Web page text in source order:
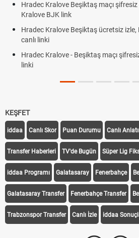
Hradec Kralove Beşiktaş maçı
Kralove BJK link
Hradec Kralove Beşiktaş ücretsiz izle,
canlı linki
Hradec Kralove - Beşiktaş maçı
linki
KEŞFET
iddaa Canlı Skor Puan Durumu Canlı
Transfer Haberleri TV'de Bugün Süper Lig
iddaa Programı Galatasaray Fenerbahçe
Galatasaray Transfer Fenerbahçe Transfer
Trabzonspor Transfer Canlı İzle iddaa